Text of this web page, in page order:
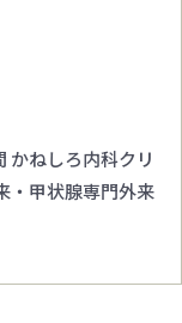
かねしろ内科クリ
・甲状腺専門外来